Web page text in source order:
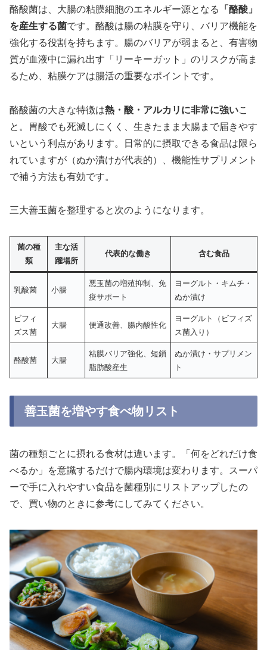
酪酸菌は、大腸の粘膜細胞のエネルギー源となる
「酪酸」
を産生する菌です。酪酸は腸の粘膜を守り、バリア機能を
強化する役割を持ちます。腸のバリアが弱まると、有害物
質が血液中に漏れ出す「リーキーガット」のリスクが高ま
るため、粘膜ケアは腸活の重要なポイントです。
酪酸菌の大きな特徴は熱・酸・アルカリに非常に強いこ
と。胃酸でも死滅しにくく、生きたまま大腸まで届きやす
いという利点があります。日常的に摂取できる食品は限ら
れていますが（ぬか漬けが代表的）、機能性サプリメント
で補う方法も有効です。
三大善玉菌を整理すると次のようになります。
菌の種
類
主な活
躍場所
代表的な働き 含む食品
乳酸菌 小腸
悪玉菌の増殖抑制、免
疫サポート
ヨーグルト・キムチ・
ぬか漬け
ビフィ
ズス菌
大腸 便通改善、腸内酸性化
ヨーグルト（ビフィズ
ス菌入り）
酪酸菌 大腸
粘膜バリア強化、短鎖
脂肪酸産生
ぬか漬け・サプリメン
ト
善玉菌を増やす食べ物リスト
菌の種類ごとに摂れる食材は違います。「何をどれだけ食
べるか」を意識するだけで腸内環境は変わります。スーパ
ーで手に入れやすい食品を菌種別にリストアップしたの
で、買い物のときに参考にしてみてください。